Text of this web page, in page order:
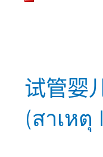
试管婴
(สาเหตุ